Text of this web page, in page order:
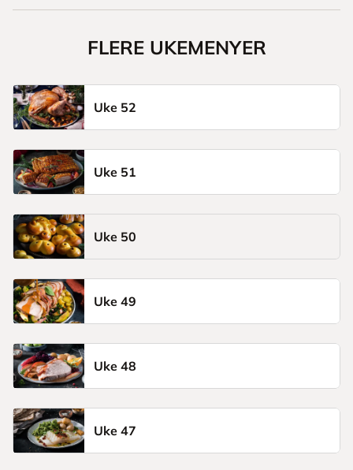
FLERE UKEMENYER
Uke 52
Uke 51
Uke 50
Uke 49
Uke 48
Uke 47